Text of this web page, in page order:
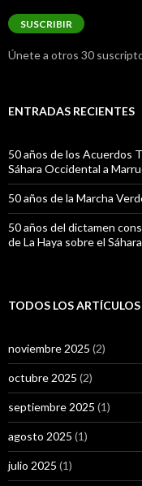
email
SUSCRIBIR
Únete a otros 30
ENTRADAS RECIENTES
50 años de los Acuerdos
Sáhara Occidental a
50 años de la Marcha
50 años del dictamen
de La Haya sobre el
TODOS LOS ARTÍCULOS
noviembre 2025 (2)
octubre 2025 (2)
septiembre 2025 (1)
agosto 2025 (1)
julio 2025 (1)